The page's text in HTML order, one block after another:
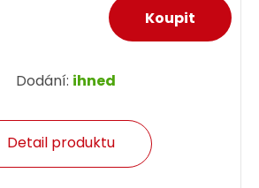
Dodání: ihned
Detail produktu